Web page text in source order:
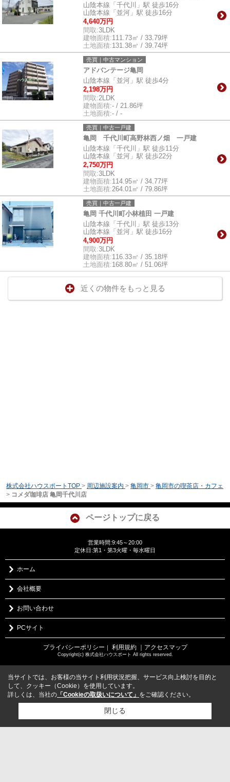
山陰本線「千代川」駅 徒歩16分
山陰本線「並河」駅 徒歩16分
4,640万円
間取:3LDK
建物面積:111.73㎡ / 33.79坪
土地面積:131.38㎡ / 39.74坪
売買｜中古マンション
アドバンテージ亀岡
山陰本線「並河」駅 徒歩4分
2,198万円
間取:2LDK
建物面積:- / 21.86坪
土地面積:- / -
売買｜中古一戸建
亀岡 千代川町高野林西ノ畑 一戸建
山陰本線「千代川」駅 徒歩11分
山陰本線「並河」駅 徒歩22分
2,750万円
間取:3LDK
建物面積:114.95㎡ / 34.77坪
土地面積:264.01㎡ / 79.86坪
売買｜中古一戸建
亀岡 千代川町小林植田 一戸建
山陰本線「千代川」駅 徒歩13分
山陰本線「並河」駅 徒歩16分
4,900万円
間取:3LDK
建物面積:116.33㎡ / 35.18坪
土地面積:168.80㎡ / 51.06坪
近くの物件をもっと見る
株式会社ハウスポートTOP > 周辺施設案内 > 亀岡市 > 亀岡市の喫茶店・カフェ
> コメダ珈琲店 亀岡千代川店
ページトップに戻る
営業時間:9:45～20:00
定休日:第1・第3火曜・毎水曜日
ホーム
会社概要
お問い合わせ
PCサイト
プライバシーポリシー ｜ 利用規約 ｜アクセスマップ
Copyright(c) 株式会社ハウスポート All rights reserved.
当サイトでは、お客様の当サイト利用状況把握、サービス向上検討を目的と
して、クッキー（Cookie）を使用しています。
詳しくは、当社の 「Cookieの取扱いについて」 をご確認ください。
閉じる